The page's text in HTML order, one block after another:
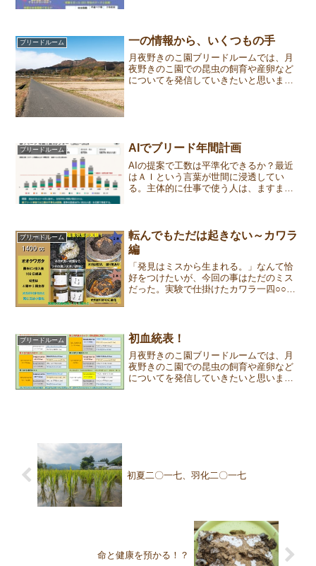
方法だ。評価ポイントは①...
ブリードルーム 一の情報から、いくつもの手
月夜野きのこ園ブリードルームでは、月
夜野きのこ園での昆虫の飼育や産卵など
についてを発信していきたいと思いま
ブリードルーム AIでブリード年間計画
AIの提案で工数は平準化できるか？最近
はＡＩという言葉が世間に浸透してい
る。主体的に仕事で使う人は、ますます
は、自身を脅かす存在とし...
ブリードルーム
転んでもただは起きない～カワラ
編
「発見はミスから生まれる。」なんて恰
好をつけたいが、今回の事はただのミス
だった。実験で仕掛けたカワラ一四○○㏄
た。カワラ菌糸ビンは一...
ブリードルーム 初血統表！
月夜野きのこ園ブリードルームでは、月
夜野きのこ園での昆虫の飼育や産卵など
についてを発信していきたいと思いま
初夏二〇一七、羽化二〇一七
命と健康を預かる！？